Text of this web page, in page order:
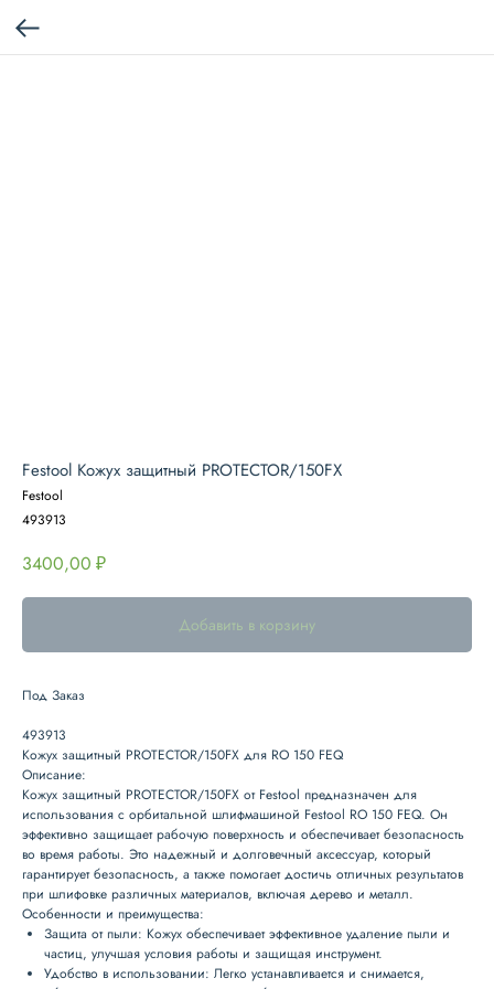
Festool Кожух защитный PROTECTOR/150FX
Festool
493913
3400,00 ₽
Добавить в корзину
Под Заказ
493913
Кожух защитный PROTECTOR/150FX для RO 150 FEQ
Описание:
Кожух защитный PROTECTOR/150FX от Festool предназначен для
использования с орбитальной шлифмашиной Festool RO 150 FEQ. Он
эффективно защищает рабочую поверхность и обеспечивает безопасность
во время работы. Это надежный и долговечный аксессуар, который
гарантирует безопасность, а также помогает достичь отличных результатов
при шлифовке различных материалов, включая дерево и металл.
Особенности и преимущества:
Защита от пыли: Кожух обеспечивает эффективное удаление пыли и
частиц, улучшая условия работы и защищая инструмент.
Удобство в использовании: Легко устанавливается и снимается,